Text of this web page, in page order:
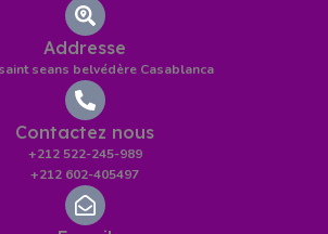
Addresse
seans belvédère Casablanca
Contactez nous
+212 522-245-989
+212 602-405497